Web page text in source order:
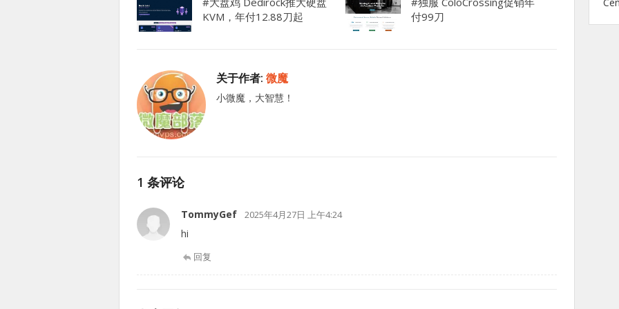
KVM，年付12.88刀起
付99刀
关于作者: 微魔
小微魔，大智慧！
1 条评论
TommyGef 2025年4月27日 上午4:24
hi
回复